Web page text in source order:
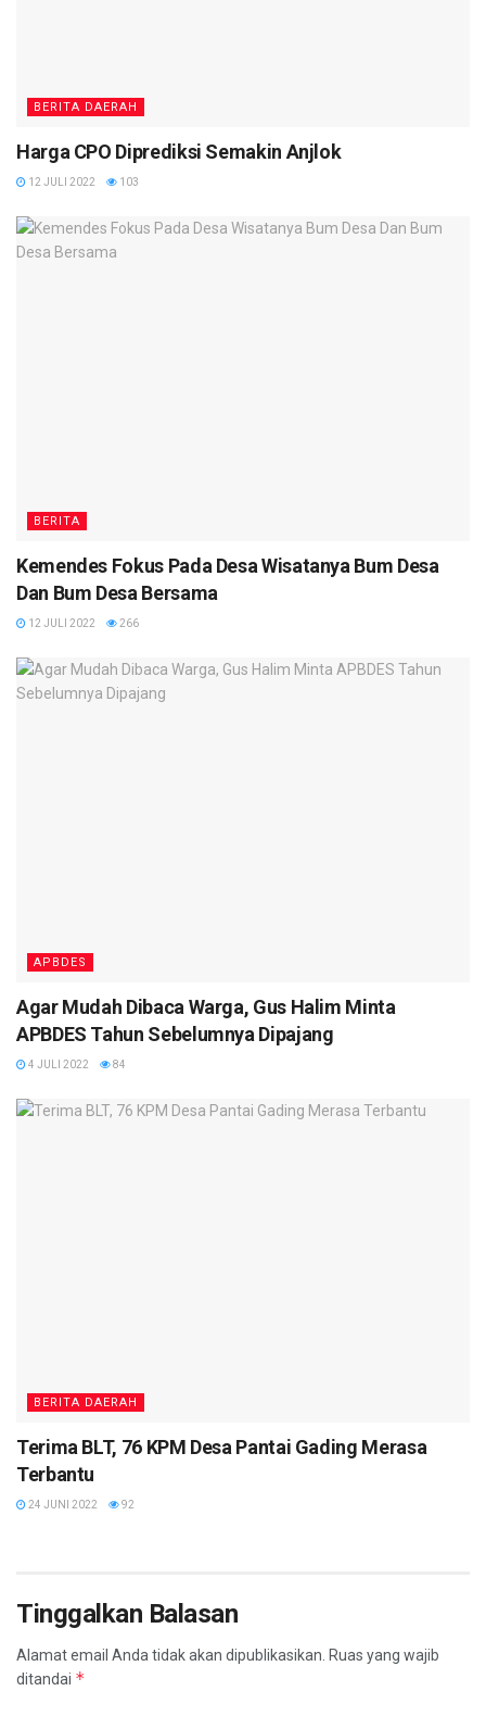
BERITA DAERAH
Harga CPO Diprediksi Semakin Anjlok
12 JULI 2022 103
BERITA
Kemendes Fokus Pada Desa Wisatanya Bum Desa
Dan Bum Desa Bersama
12 JULI 2022 266
APBDES
Agar Mudah Dibaca Warga, Gus Halim Minta
APBDES Tahun Sebelumnya Dipajang
4 JULI 2022 84
BERITA DAERAH
Terima BLT, 76 KPM Desa Pantai Gading Merasa
Terbantu
24 JUNI 2022 92
Tinggalkan Balasan
Alamat email Anda tidak akan dipublikasikan. Ruas yang wajib
ditandai *